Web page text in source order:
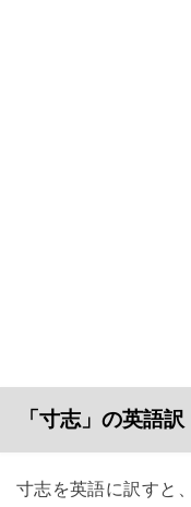
「寸志」の英語訳
寸志を英語に訳すと